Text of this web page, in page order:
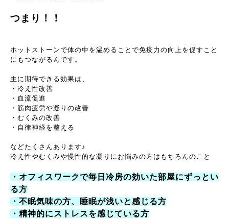
つまり！！
ホットストーンで体の中を温めることで免疫力の向上を促すこと
にもつながるんです。
主に期待できる効果は、
・冷え性改善
・血流促進
・筋肉疲労や凝りの改善
・むくみの改善
・自律神経を整える
などたくさんあります♪
冷え性やむくみや慢性的な凝りにお悩みの方はもちろんのこと
・オフィスワークで毎日冷房の効いた部屋にずっとい
る方
・不眠気味の方、睡眠が浅いと感じる方
・精神的にストレスを感じている方